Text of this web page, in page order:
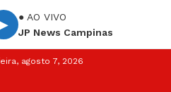
● AO VIVO
JP News Campinas
agosto 7, 2026